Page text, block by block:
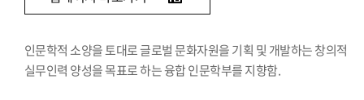
인문학적 소양을 토대로 글로벌 문화자원을 기획 및 개발하는 창의적
실무인력 양성을 목표로 하는 융합 인문학부를 지향함.